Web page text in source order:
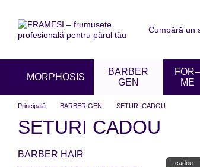
Cumpără un
MORPHOSIS
BARBER
GEN
FOR–
ME
Principală BARBER GEN SETURI CADOU
SETURI CADOU
cadou
BARBER HAIR